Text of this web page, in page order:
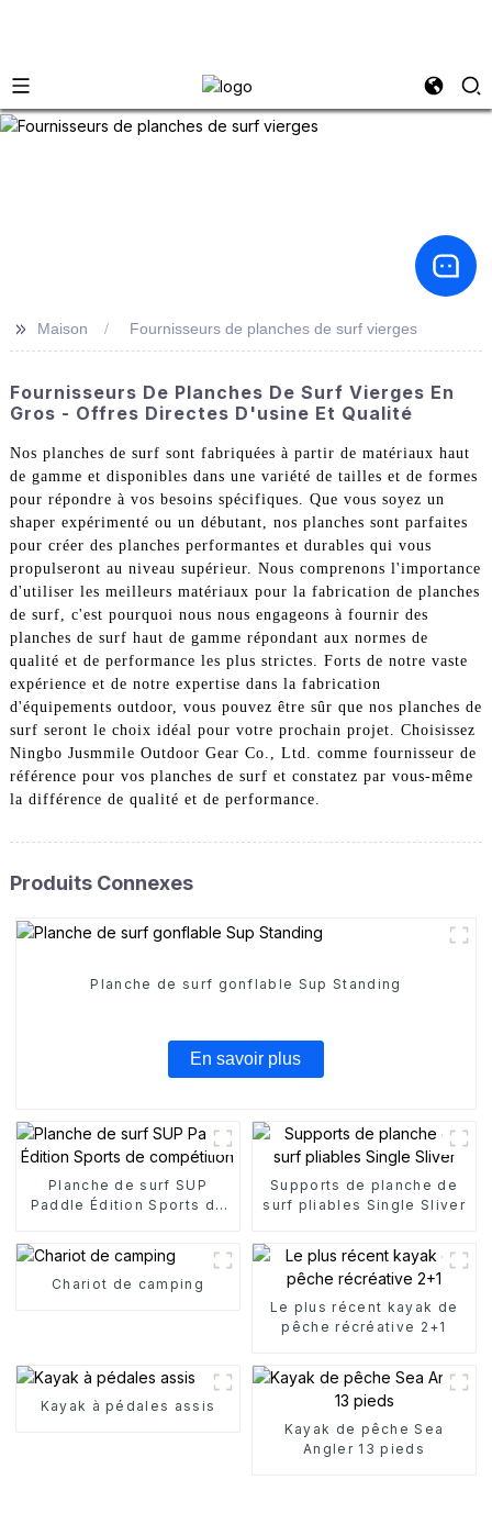
>> Maison Fournisseurs de planches de surf vierges
Fournisseurs De Planches De Surf Vierges En
Gros - Offres Directes D'usine Et Qualité
Nos planches de surf sont fabriquées à partir de matériaux haut
de gamme et disponibles dans une variété de tailles et de formes
pour répondre à vos besoins spécifiques. Que vous soyez un
shaper expérimenté ou un débutant, nos planches sont parfaites
pour créer des planches performantes et durables qui vous
propulseront au niveau supérieur. Nous comprenons l'importance
d'utiliser les meilleurs matériaux pour la fabrication de planches
de surf, c'est pourquoi nous nous engageons à fournir des
planches de surf haut de gamme répondant aux normes de
qualité et de performance les plus strictes. Forts de notre vaste
expérience et de notre expertise dans la fabrication
d'équipements outdoor, vous pouvez être sûr que nos planches de
surf seront le choix idéal pour votre prochain projet. Choisissez
Ningbo Jusmmile Outdoor Gear Co., Ltd. comme fournisseur de
référence pour vos planches de surf et constatez par vous-même
la différence de qualité et de performance.
Produits Connexes
Planche de surf gonflable Sup Standing
En savoir plus
Planche de surf SUP
Paddle Édition Sports de
Supports de planche de
surf pliables Single Sliver
Chariot de camping
Le plus récent kayak de
pêche récréative 2+1
Kayak à pédales assis
Kayak de pêche Sea
Angler 13 pieds